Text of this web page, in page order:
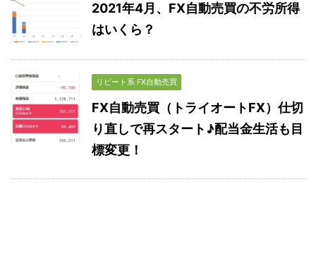
2021年4月、FX自動売買の不労所得
はいくら？
リピート系 FX自動売買
FX自動売買（トライオートFX）仕切
り直しで再スタート♪配当金生活も目
標変更！